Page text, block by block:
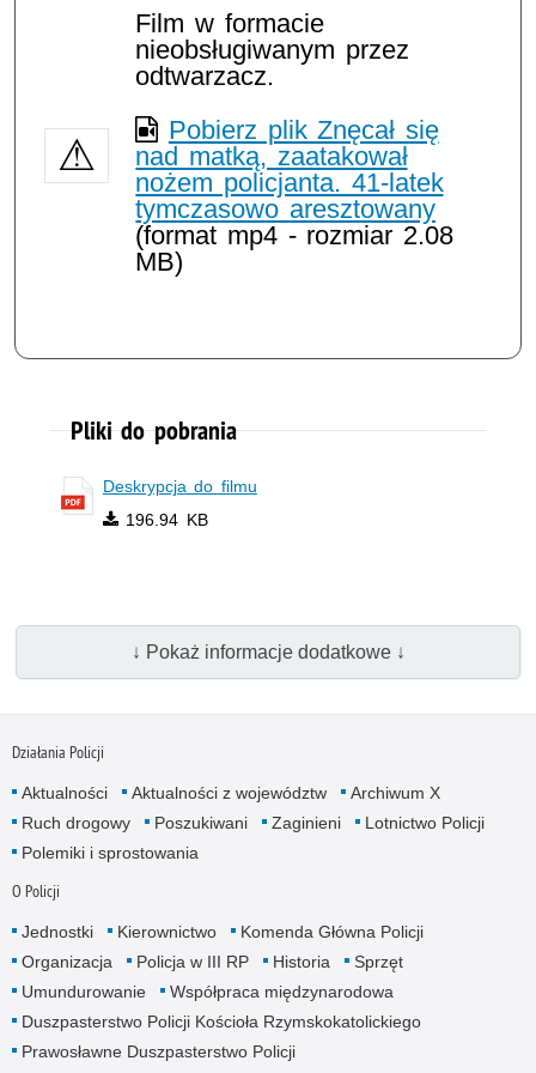
Film w formacie
nieobsługiwanym przez
odtwarzacz.
Pobierz plik Znęcał się
nad matką, zaatakował
nożem policjanta. 41-latek
tymczasowo aresztowany
(format mp4 - rozmiar 2.08
MB)
Pliki do pobrania
Deskrypcja do filmu
196.94 KB
↓ Pokaż informacje dodatkowe ↓
Działania Policji
Aktualności Aktualności z województw
Archiwum X
Ruch drogowy
Poszukiwani Zaginieni
Lotnictwo Policji
Polemiki i sprostowania
O Policji
Jednostki Kierownictwo
Komenda Główna Policji
Organizacja
Policja w III RP Historia
Sprzęt
Umundurowanie
Współpraca międzynarodowa
Duszpasterstwo Policji Kościoła Rzymskokatolickiego
Prawosławne Duszpasterstwo Policji